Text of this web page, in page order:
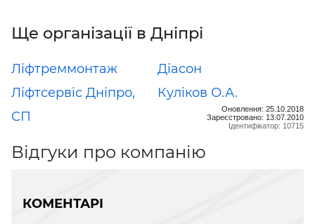
Ще організації в Дніпрі
Ліфтреммонтаж
Діасон
Ліфтсервіс Дніпро,
СП
Куліков О.А.
Оновлення: 25.10.2018
Зареєстровано: 13.07.2010
Ідентифікатор: 10715
Відгуки про компанію
КОМЕНТАРІ